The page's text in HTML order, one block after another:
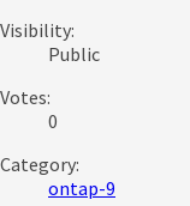
Visibility:
Public
Votes:
0
Category:
ontap-9